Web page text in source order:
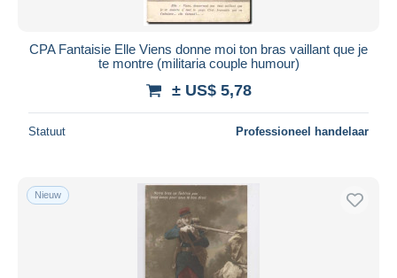
CPA Fantaisie Elle Viens donne moi ton bras vaillant que je
te montre (militaria couple humour)
± US$ 5,78
Statuut Professioneel handelaar
Nieuw